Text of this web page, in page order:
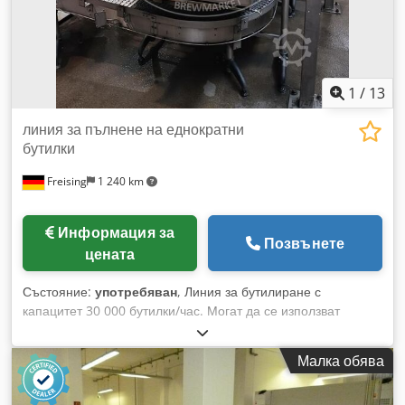
1 / 13
Freising 1 240 km
линия за пълнене на еднократни
бутилки
Информация за
цената
Позвънете
Състояние: употребяван, Линия за бутилиране с
капацитет 30 000 бутилки/час. Могат да се използват
бутилки за еднократна употреба 0,33 л Vichy, 0,33 л Euro и
0,5 л NRW. Инсталацията се състои от следните машини/
компоненти: - Манипулатор за нови бутилки Производител:
Steinle Fördertechnik - Предварителен загревател за бира
Малка обява